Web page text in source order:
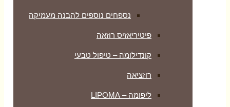
נספחים נוספים להבנה מעמיקה
פיטיריאזיס רוזאה
קונדילומה – טיפול טבעי
רוזציאה
ליפומה – LIPOMA